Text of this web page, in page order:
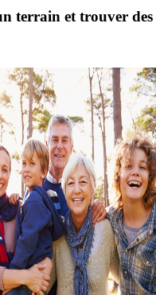
terrain et trouver